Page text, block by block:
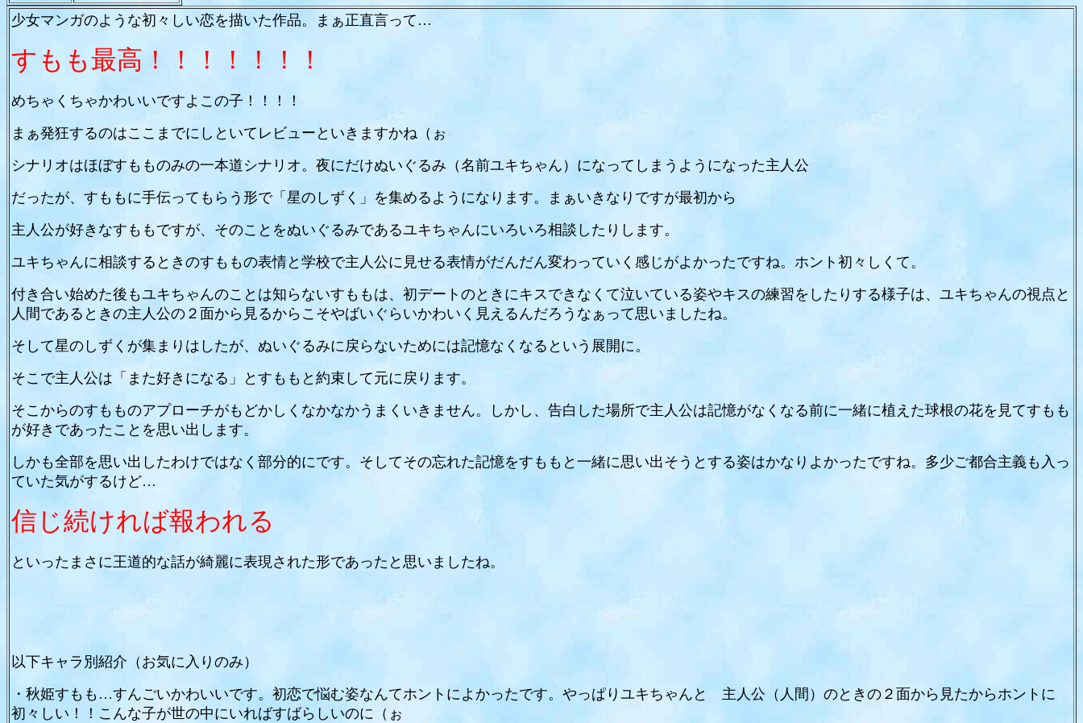
少女マンガのような初々しい恋を描いた作品。まぁ正直言って…
すもも最高！！！！！！！
めちゃくちゃかわいいですよこの子！！！！
まぁ発狂するのはここまでにしといてレビューといきますかね（ぉ
シナリオはほぼすもものみの一本道シナリオ。夜にだけぬいぐるみ（名前ユキちゃん）になってしまうようになった主人公
だったが、すももに手伝ってもらう形で「星のしずく」を集めるようになります。まぁいきなりですが最初から
主人公が好きなすももですが、そのことをぬいぐるみであるユキちゃんにいろいろ相談したりします。
ユキちゃんに相談するときのすももの表情と学校で主人公に見せる表情がだんだん変わっていく感じがよかったですね。ホント初々しくて。
付き合い始めた後もユキちゃんのことは知らないすももは、初デートのときにキスできなくて泣いている姿やキスの練習をしたりする様子は、ユキちゃんの視点と
人間であるときの主人公の２面から見るからこそやばいぐらいかわいく見えるんだろうなぁって思いましたね。
そして星のしずくが集まりはしたが、ぬいぐるみに戻らないためには記憶なくなるという展開に。
そこで主人公は「また好きになる」とすももと約束して元に戻ります。
そこからのすもものアプローチがもどかしくなかなかうまくいきません。しかし、告白した場所で主人公は記憶がなくなる前に一緒に植えた球根の花を見てすもも
が好きであったことを思い出します。
しかも全部を思い出したわけではなく部分的にです。そしてその忘れた記憶をすももと一緒に思い出そうとする姿はかなりよかったですね。多少ご都合主義も入っ
ていた気がするけど…
信じ続ければ報われる
といったまさに王道的な話が綺麗に表現された形であったと思いましたね。
以下キャラ別紹介（お気に入りのみ）
・秋姫すもも…すんごいかわいいです。初恋で悩む姿なんてホントによかったです。やっぱりユキちゃんと 主人公（人間）のときの２面から見たからホントに
初々しい！！こんな子が世の中にいればすばらしいのに（ぉ